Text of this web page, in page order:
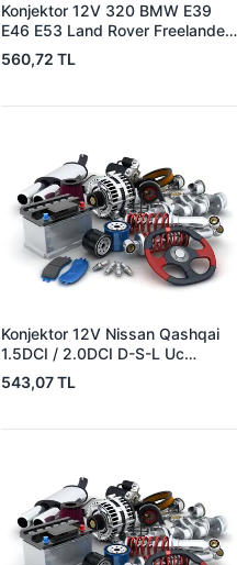
Konjektor 12V 320 BMW E39
E46 E53 Land Rover Freelander
2.0 TD4 | YUNYI 08-033 | OEM
12317501749 12317792094
560,72 TL
Konjektor 12V Nissan Qashqai
1.5DCI / 2.0DCI D-S-L Uc
Nissan 10-Trail 2.0DCI/Renault
Koleos Jeep 2.0DCI | YUNYI 06-
23215JG71A
543,07 TL